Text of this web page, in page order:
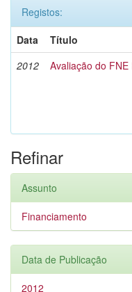
Registos:
Data
Título
2012
Avaliação do FNE
Refinar
Assunto
Financiamento
Data de Publicação
2012